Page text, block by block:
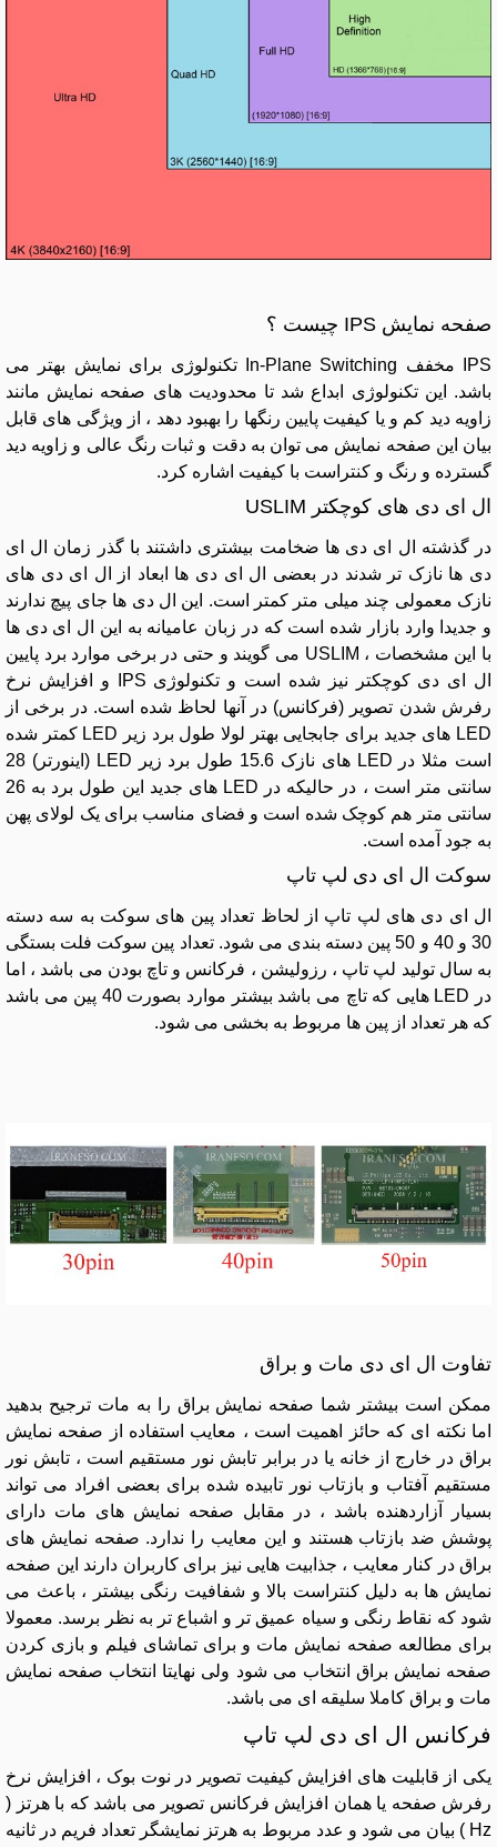
صفحه نمایش IPS چیست ؟
IPS مخفف In-Plane Switching تکنولوژی برای نمایش بهتر می
باشد. این تکنولوژی ابداع شد تا محدودیت های صفحه نمایش مانند
زاویه دید کم و یا کیفیت پایین رنگها را بهبود دهد ، از ویژگی های قابل
بیان این صفحه نمایش می توان به دقت و ثبات رنگ عالی و زاویه دید
گسترده و رنگ و کنتراست با کیفیت اشاره کرد.
ال ای دی های کوچکتر USLIM
در گذشته ال ای دی ها ضخامت بیشتری داشتند با گذر زمان ال ای
دی ها نازک تر شدند در بعضی ال ای دی ها ابعاد از ال ای دی های
نازک معمولی چند میلی متر کمتر است. این ال دی ها جای پیچ ندارند
و جدیدا وارد بازار شده است که در زبان عامیانه به این ال ای دی ها
با این مشخصات ، USLIM می گویند و حتی در برخی موارد برد پایین
ال ای دی کوچکتر نیز شده است و تکنولوژی IPS و افزایش نرخ
رفرش شدن تصویر (فرکانس) در آنها لحاظ شده است. در برخی از
LED های جدید برای جابجایی بهتر لولا طول برد زیر LED کمتر شده
است مثلا در LED های نازک 15.6 طول برد زیر LED (اینورتر) 28
سانتی متر است ، در حالیکه در LED های جدید این طول برد به 26
سانتی متر هم کوچک شده است و فضای مناسب برای یک لولای پهن
به جود آمده است.
سوکت ال ای دی لپ تاپ
ال ای دی های لپ تاپ از لحاظ تعداد پین های سوکت به سه دسته
30 و 40 و 50 پین دسته بندی می شود. تعداد پین سوکت فلت بستگی
به سال تولید لپ تاپ ، رزولیشن ، فرکانس و تاچ بودن می باشد ، اما
در LED هایی که تاچ می باشد بیشتر موارد بصورت 40 پین می باشد
که هر تعداد از پین ها مربوط به بخشی می شود.
تفاوت ال ای دی مات و براق
ممکن است بیشتر شما صفحه نمایش براق را به مات ترجیح بدهید
اما نکته ای که حائز اهمیت است ، معایب استفاده از صفحه نمایش
براق در خارج از خانه یا در برابر تابش نور مستقیم است ، تابش نور
مستقیم آفتاب و بازتاب نور تابیده شده برای بعضی افراد می تواند
بسیار آزاردهنده باشد ، در مقابل صفحه نمایش های مات دارای
پوشش ضد بازتاب هستند و این معایب را ندارد. صفحه نمایش های
براق در کنار معایب ، جذابیت هایی نیز برای کاربران دارند این صفحه
نمایش ها به دلیل کنتراست بالا و شفافیت رنگی بیشتر ، باعث می
شود که نقاط رنگی و سیاه عمیق تر و اشباع تر به نظر برسد. معمولا
برای مطالعه صفحه نمایش مات و برای تماشای فیلم و بازی کردن
صفحه نمایش براق انتخاب می شود ولی نهایتا انتخاب صفحه نمایش
مات و براق کاملا سلیقه ای می باشد.
فرکانس ال ای دی لپ تاپ
یکی از قابلیت های افزایش کیفیت تصویر در نوت بوک ، افزایش نرخ
رفرش صفحه یا همان افزایش فرکانس تصویر می باشد که با هرتز (
Hz ) بیان می شود و عدد مربوط به هرتز نمایشگر تعداد فریم در ثانیه